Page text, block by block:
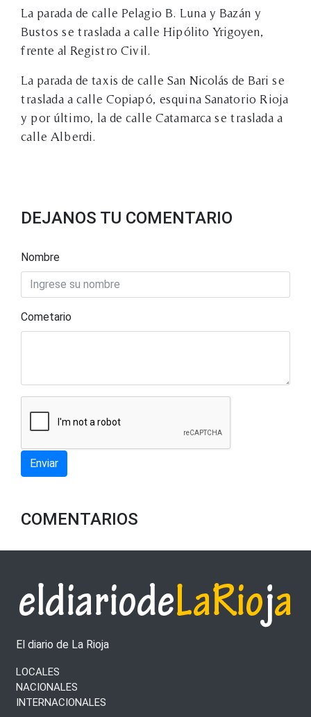
La parada de calle Pelagio B. Luna y Bazán y
Bustos se traslada a calle Hipólito Yrigoyen,
frente al Registro Civil.
La parada de taxis de calle San Nicolás de Bari se
traslada a calle Copiapó, esquina Sanatorio Rioja
y por último, la de calle Catamarca se traslada a
calle Alberdi.
DEJANOS TU COMENTARIO
Nombre
Cometario
Enviar
COMENTARIOS
El diario de La Rioja
LOCALES
NACIONALES
INTERNACIONALES